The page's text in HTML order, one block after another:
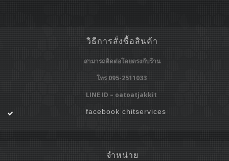
วิธีการสั่งซื้อสินค้า
สามารถติดต่อโดยตรงกับร้าน
โทร 095-2511033
LINE ID – oatoatjakkit
facebook chitservices
จำหน่าย